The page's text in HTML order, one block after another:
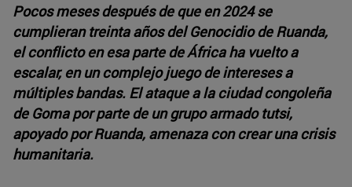
Pocos meses después de que en 2024 se
cumplieran treinta años del Genocidio de Ruanda,
el conflicto en esa parte de África ha vuelto a
escalar, en un complejo juego de intereses a
múltiples bandas. El ataque a la ciudad congoleña
de Goma por parte de un grupo armado tutsi,
apoyado por Ruanda, amenaza con crear una crisis
humanitaria.